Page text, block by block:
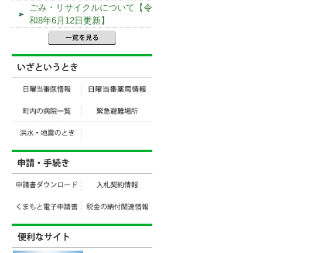
ごみ・リサイクルについて【令
和8年6月12日更新】